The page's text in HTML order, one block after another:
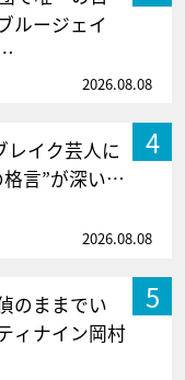
ルージェイ
2026.08.08
4
レイク芸人に
格言”が深い…
2026.08.08
5
のままでい
ィナイン岡村